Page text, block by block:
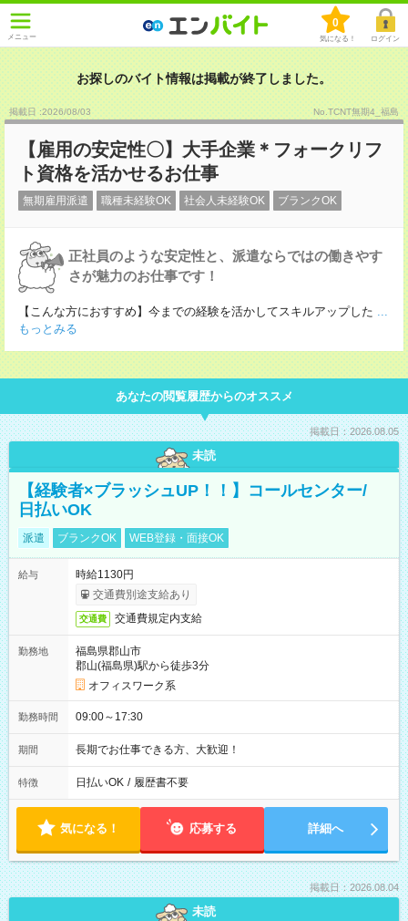
メニュー
0
気になる！ ログイン
お探しのバイト情報は掲載が終了しました。
掲載日 :2026/08/03 No.TCNT無期4_福島
【雇用の安定性〇】大手企業＊フォークリフ
ト資格を活かせるお仕事
無期雇用派遣 職種未経験OK 社会人未経験OK ブランクOK
正社員のような安定性と、派遣ならではの働きやす
さが魅力のお仕事です！
【こんな方におすすめ】今までの経験を活かしてスキルアップした ...
もっとみる
あなたの閲覧履歴からのオススメ
掲載日：2026.08.05
未読
【経験者×ブラッシュUP！！】コールセンター/
日払いOK
派遣 ブランクOK WEB登録・面接OK
給与
時給1130円
交通費別途支給あり
交通費 交通費規定内支給
勤務地
福島県郡山市
郡山(福島県)駅から徒歩3分
オフィスワーク系
勤務時間 09:00～17:30
期間 長期でお仕事できる方、大歓迎！
特徴 日払いOK / 履歴書不要
気になる！ 応募する 詳細へ
掲載日：2026.08.04
未読